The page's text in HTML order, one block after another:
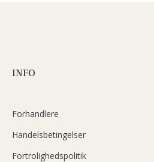
INFO
Forhandlere
Handelsbetingelser
Fortrolighedspolitik